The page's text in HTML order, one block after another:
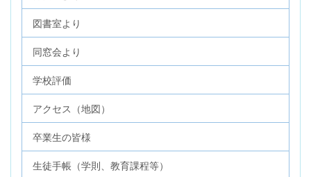
図書室より
同窓会より
学校評価
アクセス（地図）
卒業生の皆様
生徒手帳（学則、教育課程等）